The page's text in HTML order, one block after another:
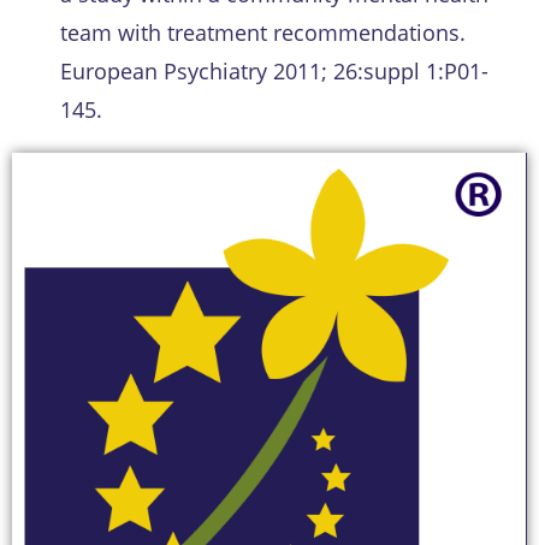
team with treatment recommendations.
European Psychiatry 2011; 26:suppl 1:P01-
145.